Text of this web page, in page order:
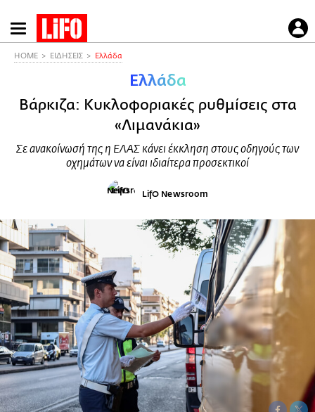
Παράκαμψη
προς
HOME ΕΙΔΗΣΕΙΣ Ελλάδα
Ελλάδα
Βάρκιζα: Κυκλοφοριακές ρυθμίσεις στα
«Λιμανάκια»
Σε ανακοίνωσή της η ΕΛΑΣ κάνει έκκληση στους οδηγούς των
οχημάτων να είναι ιδιαίτερα προσεκτικοί
LifO Newsroom